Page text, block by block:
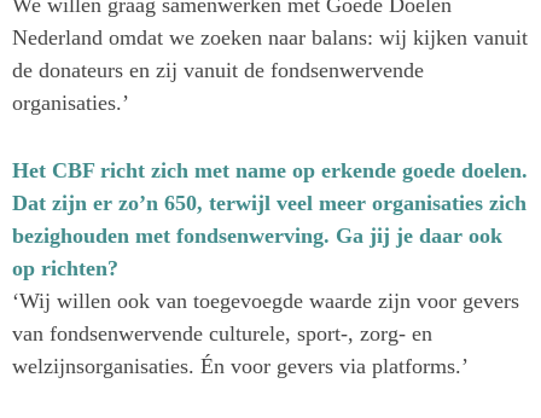
Nederland omdat we zoeken naar balans: wij kijken vanuit
de donateurs en zij vanuit de fondsenwervende
organisaties.’
Het CBF richt zich met name op erkende goede doelen.
Dat zijn er zo’n 650, terwijl veel meer organisaties zich
bezighouden met fondsenwerving. Ga jij je daar ook
op richten?
‘Wij willen ook van toegevoegde waarde zijn voor gevers
van fondsenwervende culturele, sport-, zorg- en
welzijnsorganisaties. Én voor gevers via platforms.’